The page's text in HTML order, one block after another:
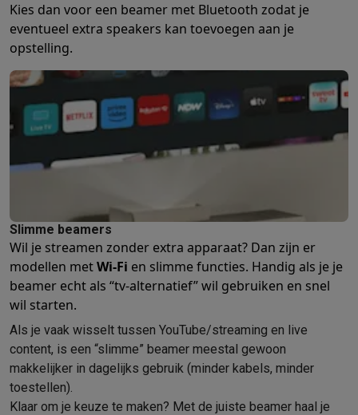
Kies dan voor een beamer met Bluetooth zodat je
eventueel extra speakers kan toevoegen aan je
opstelling.
Slimme beamers
Wil je streamen zonder extra apparaat? Dan zijn er
modellen metWi-Fi en slimme functies. Handig als je je
beamer echt als “tv-alternatief” wil gebruiken en snel
wil starten.
Als je vaak wisselt tussen YouTube/streaming en live
content, is een “slimme” beamer meestal gewoon
makkelijker in dagelijks gebruik (minder kabels, minder
toestellen).
Klaar om je keuze te maken? Met de juiste beamer haal je